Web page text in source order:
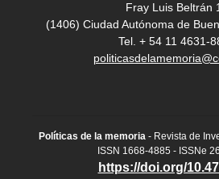
Fray Luis Beltrán
(1406) Ciudad Autónoma de
Tel. + 54 11 4631-
Políticas de la memoria- Revista de
ISSN 1668-4885 - ISSNe
https://doi.org/